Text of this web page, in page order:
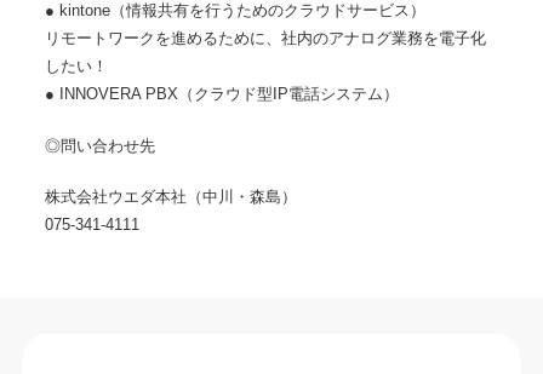
● kintone（情報共有を行うためのクラウドサービス）
リモートワークを進めるために、社内のアナログ業務を電子化
したい！
● INNOVERA PBX（クラウド型IP電話システム）
◎問い合わせ先
株式会社ウエダ本社（中川・森島）
075-341-4111